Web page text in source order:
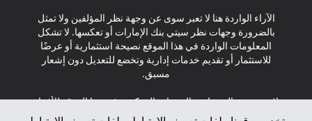
الآراء الواردة هنا لا تعبر سوى عن وجهة نظر المؤلفين ولا تمثل
بالضرورة وجهات نظر سيتي بنك الإمارات أو تعكسها. لا تشكل
المعلومات الواردة في هذا الموقع نصيحة استثمارية أو عرضًا
للاستثمار أو تقديم خدمات إدارية وتخضع للتعديل دون إشعار
مسبق.
لا يتم تقديم المنتجات والخدمات المذكورة في هذا الموقع للأفراد
المقيمين في الاتحاد الأوروبي أو المنطقة الاقتصادية الأوروبية أو